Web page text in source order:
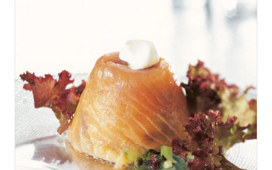
AANMELDEN
WEEKMENU'S
KOOKBOEKEN